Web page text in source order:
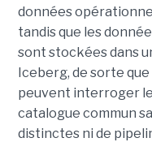
données
tandis que les
sont stockées dans
Iceberg, de sorte
peuvent interroger
catalogue commun
distinctes ni de